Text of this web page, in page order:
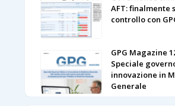
AFT: finalmente
controllo con
GPG Magazine
Speciale
innovazione in
Generale